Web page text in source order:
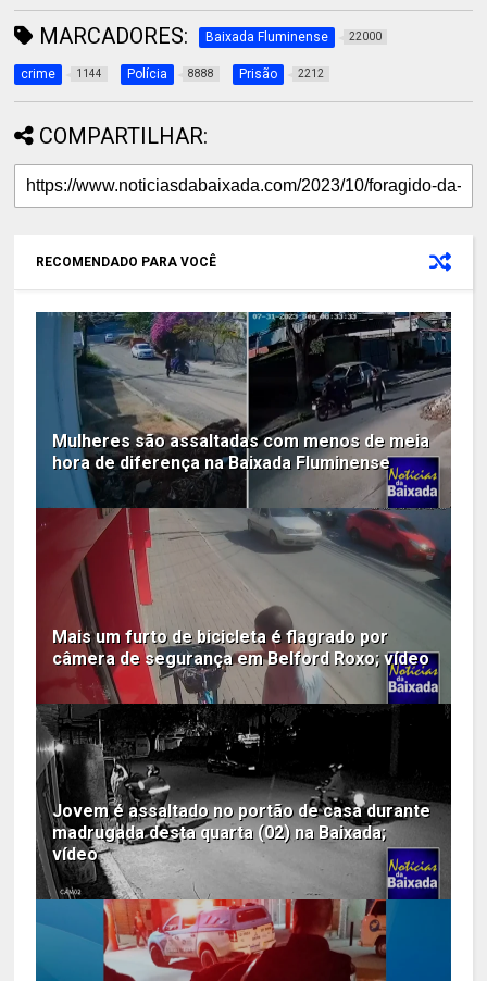
MARCADORES: Baixada Fluminense 22000
crime 1144 Polícia 8888 Prisão 2212
COMPARTILHAR:
RECOMENDADO PARA VOCÊ
Mulheres são assaltadas com menos de meia
hora de diferença na Baixada Fluminense
Mais um furto de bicicleta é flagrado por
câmera de segurança em Belford Roxo; vídeo
Jovem é assaltado no portão de casa durante
madrugada desta quarta (02) na Baixada;
vídeo